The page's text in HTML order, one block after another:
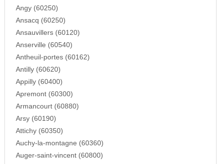
Angy (60250)
Ansacq (60250)
Ansauvillers (60120)
Anserville (60540)
Antheuil-portes (60162)
Antilly (60620)
Appilly (60400)
Apremont (60300)
Armancourt (60880)
Arsy (60190)
Attichy (60350)
Auchy-la-montagne (60360)
Auger-saint-vincent (60800)